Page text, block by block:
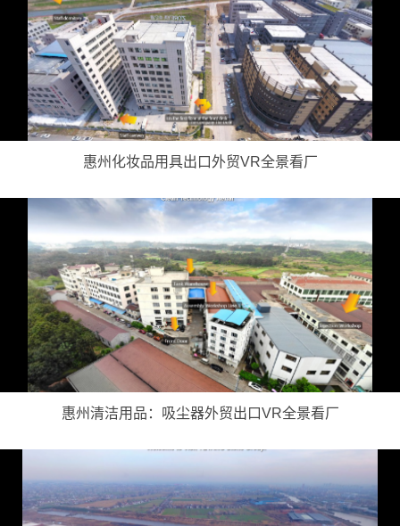
惠州化妆品用具出口外贸VR全景看厂
惠州清洁用品：吸尘器外贸出口VR全景看厂